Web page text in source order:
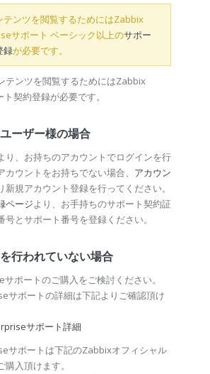
テンツを閲覧するためにはZabbix
サポート ベーシック以上のサポー
録が必要です。
テンツを閲覧するためにはZabbix
契約登録が必要です。
ーザー様の場合
り、お持ちのアカウントでログインを行
カウントをお持ちでない場合、 アカウン
新規アカウント登録を行ってください。
ページより、お手持ちのサポート契約証
とサポート番号を登録ください。
行われていない場合
ポートのご購入をご検討ください。
サポートの詳細は下記よりご確認頂け
サポート詳細
サポートは下記のZabbixオフィシャル
入頂けます。